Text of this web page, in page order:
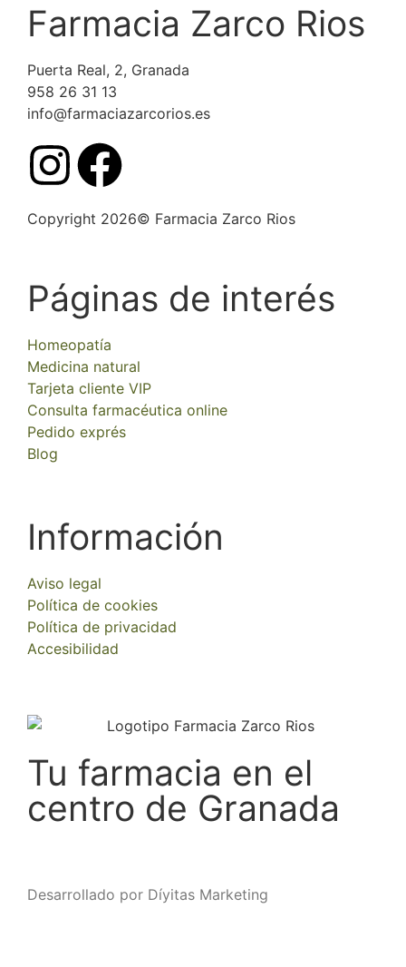
Farmacia Zarco Rios
Puerta Real, 2, Granada
958 26 31 13
info@farmaciazarcorios.es
Copyright 2026© Farmacia Zarco Rios
Páginas de interés
Homeopatía
Medicina natural
Tarjeta cliente VIP
Consulta farmacéutica online
Pedido exprés
Blog
Información
Aviso legal
Política de cookies
Política de privacidad
Accesibilidad
Tu farmacia en el
centro de Granada
Desarrollado por Díyitas Marketing